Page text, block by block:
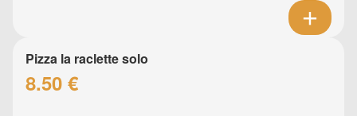
Pizza la raclette solo
8.50 €